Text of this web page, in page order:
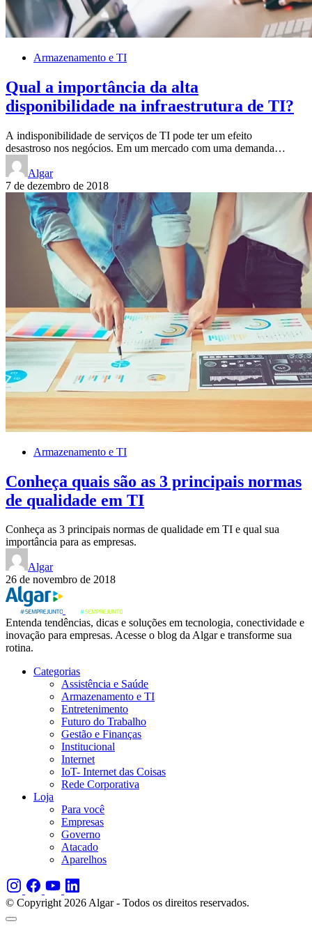
Armazenamento e TI
Qual a importância da alta
disponibilidade na infraestrutura de TI?
A indisponibilidade de serviços de TI pode ter um efeito
desastroso nos negócios. Em um mercado com uma demanda…
Algar
7 de dezembro de 2018
Armazenamento e TI
Conheça quais são as 3 principais normas
de qualidade em TI
Conheça as 3 principais normas de qualidade em TI e qual sua
importância para as empresas.
Algar
26 de novembro de 2018
Entenda tendências, dicas e soluções em tecnologia, conectividade e
inovação para empresas. Acesse o blog da Algar e transforme sua
rotina.
Categorias
Assistência e Saúde
Armazenamento e TI
Entretenimento
Futuro do Trabalho
Gestão e Finanças
Institucional
Internet
IoT- Internet das Coisas
Rede Corporativa
Loja
Para você
Empresas
Governo
Atacado
Aparelhos
© Copyright 2026 Algar - Todos os direitos reservados.